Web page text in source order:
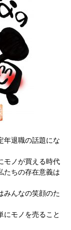
年退職の話題にな
モノが買える時代
たちの存在意義は
みんなの笑顔のた
にモノを売ること